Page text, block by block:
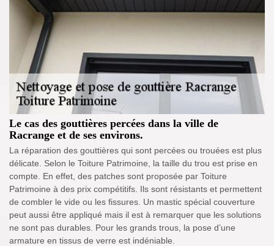
Le cas des gouttières percées dans la ville de
Racrange et de ses environs.
La réparation des gouttières qui sont percées ou trouées est plus
délicate. Selon le Toiture Patrimoine, la taille du trou est prise en
compte. En effet, des patches sont proposée par Toiture
Patrimoine à des prix compétitifs. Ils sont résistants et permettent
de combler le vide ou les fissures. Un mastic spécial couverture
peut aussi être appliqué mais il est à remarquer que les solutions
ne sont pas durables. Pour les grands trous, la pose d’une
armature en tissus de verre est indéniable.